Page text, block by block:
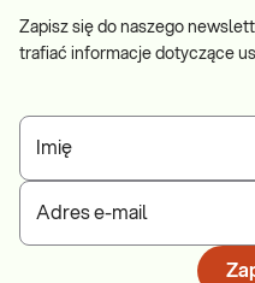
Zapisz się do naszego
trafiać informacje dotyczące
Imię
Adres e-mail